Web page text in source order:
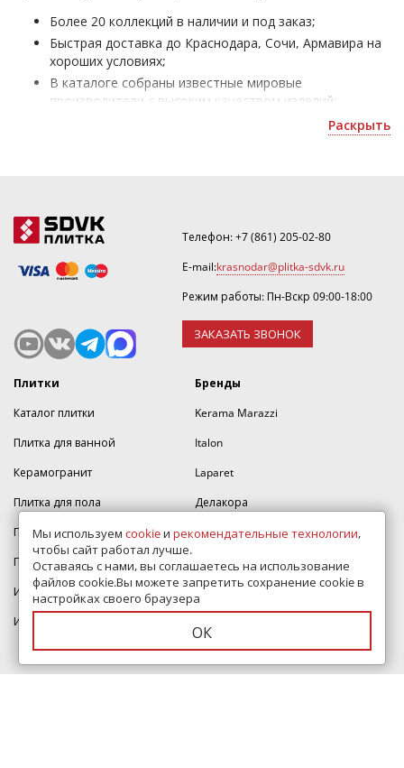
Более 20 коллекций в наличии и под заказ;
Быстрая доставка до Краснодара, Сочи, Армавира на
хороших условиях;
В каталоге собраны известные мировые
производители с высоким качеством изделий;
Итальянская плитка - для облицовки домов иРаскрыть
Телефон:+7 (861) 205-02-80
E-mail:krasnodar@plitka-sdvk.ru
Режим работы: Пн-Вскр 09:00-18:00
ЗАКАЗАТЬ ЗВОНОК
Плитки
Каталог плитки
Плитка для ванной
Керамогранит
Плитка для пола
Плитка для кухни
Плитка для стен
Итальянская плитка
Индийская плитка
Бренды
Kerama Marazzi
Italon
Laparet
Делакора
Cersanit
AltaCera
Alma Ceramica
Atlas Concorde
Мы используем cookieи рекомендательные технологии,
чтобы сайт работал лучше.
Оставаясь с нами, вы соглашаетесь на использование
файлов cookie.Вы можете запретить сохранение cookie в
настройках своего браузера
ОК